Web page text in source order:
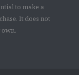
to make a
It does not